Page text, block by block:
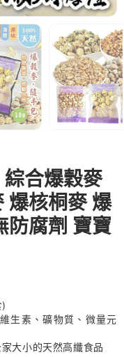
綜合爆穀麥
爆核桐麥 爆
防腐劑 寶寶
生素、礦物質、微量元
大小的天然高纖食品